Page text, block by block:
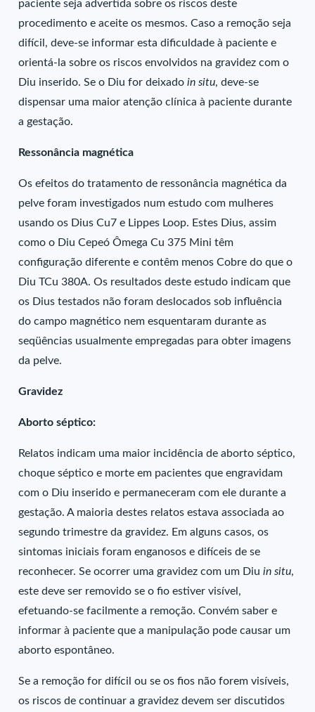
paciente seja advertida sobre os riscos deste
procedimento e aceite os mesmos. Caso a remoção seja
difícil, deve-se informar esta dificuldade à paciente e
orientá-la sobre os riscos envolvidos na gravidez com o
Diu inserido. Se o Diu for deixadoin situ, deve-se
dispensar uma maior atenção clínica à paciente durante
a gestação.
Ressonância magnética
Os efeitos do tratamento de ressonância magnética da
pelve foram investigados num estudo com mulheres
usando os Dius Cu7 e Lippes Loop. Estes Dius, assim
como o Diu Cepeó Ômega Cu 375 Mini têm
configuração diferente e contêm menos Cobre do que o
Diu TCu 380A. Os resultados deste estudo indicam que
os Dius testados não foram deslocados sob influência
do campo magnético nem esquentaram durante as
seqüências usualmente empregadas para obter imagens
da pelve.
Gravidez
Aborto séptico:
Relatos indicam uma maior incidência de aborto séptico,
choque séptico e morte em pacientes que engravidam
com o Diu inserido e permaneceram com ele durante a
gestação. A maioria destes relatos estava associada ao
segundo trimestre da gravidez. Em alguns casos, os
sintomas iniciais foram enganosos e difíceis de se
reconhecer. Se ocorrer uma gravidez com um Diuin situ,
este deve ser removido se o fio estiver visível,
efetuando-se facilmente a remoção. Convém saber e
informar à paciente que a manipulação pode causar um
aborto espontâneo.
Se a remoção for difícil ou se os fios não forem visíveis,
os riscos de continuar a gravidez devem ser discutidos